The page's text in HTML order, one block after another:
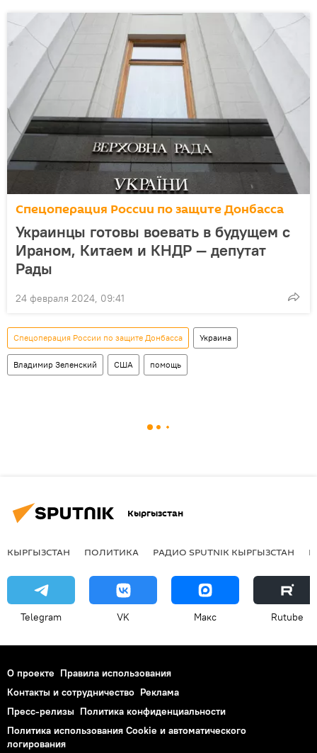
Спецоперация России по защите Донбасса
Украинцы готовы воевать в будущем с
Ираном, Китаем и КНДР — депутат
Рады
24 февраля 2024, 09:41
Спецоперация России по защите Донбасса Украина
Владимир Зеленский США помощь
Кыргызстан
КЫРГЫЗСТАН ПОЛИТИКА РАДИО SPUTNIK КЫРГЫЗСТАН
Telegram VK Макс Rutube
О проекте Правила использования
Контакты и сотрудничество Реклама
Пресс-релизы Политика конфиденциальности
Политика использования Cookie и автоматического
логирования